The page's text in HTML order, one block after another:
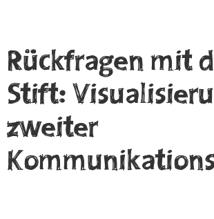
Rückfragen mit
Stift:
zweiter